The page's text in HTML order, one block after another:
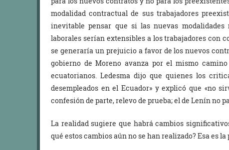
modalidad contractual de sus trabajadores
inevitable pensar que si las nuevas
laborales serían extensibles a los trabajadores con
se generaría un prejuicio a favor de los nuevos
gobierno de Moreno avanza por el mismo
ecuatorianos. Ledesma dijo que quienes los
desempleados en el Ecuador» y explicó que «no
confesión de parte, relevo de prueba; el de Lenín no
La realidad sugiere que habrá cambios
qué estos cambios aún no se han realizado? Esa es